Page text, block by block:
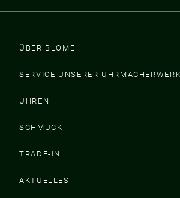
ÜBER BLOME
SERVICE UNSERER
UHREN
SCHMUCK
TRADE-IN
AKTUELLES